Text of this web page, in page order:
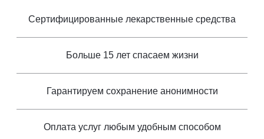
Сертифицированные лекарственные средства
Больше 15 лет спасаем жизни
Гарантируем сохранение анонимности
Оплата услуг любым удобным способом